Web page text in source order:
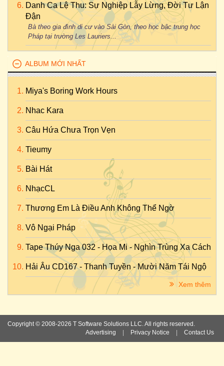
Danh Ca Lệ Thu: Sự Nghiệp Lẫy Lừng, Đời Tư Lận
Đận
Bà theo gia đình di cư vào Sài Gòn, theo học bậc trung học
Pháp tại trường Les Lauriers...
ALBUM MỚI NHẤT
Miya's Boring Work Hours
Nhac Kara
Câu Hứa Chưa Trọn Vẹn
Tieumy
Bài Hát
NhạcCL
Thương Em Là Điều Anh Không Thể Ngờ
Vô Ngại Pháp
Tape Thúy Nga 032 - Họa Mi - Nghìn Trùng Xa Cách
Hải Âu CD167 - Thanh Tuyền - Mười Năm Tái Ngộ
Xem thêm
Copyright © 2008-2026 T Software Solutions LLC. All rights reserved.
Advertising
Privacy Notice Contact Us